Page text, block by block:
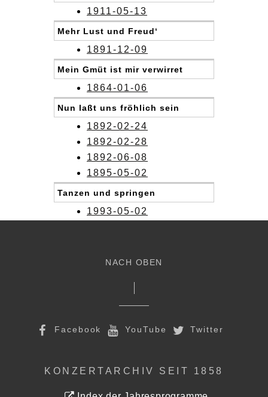
1911-05-13
Mehr Lust und Freud‘
1891-12-09
Mein Gmüt ist mir verwirret
1864-01-06
Nun laßt uns fröhlich sein
1892-02-24
1892-02-28
1892-06-08
1895-05-02
Tanzen und springen
1993-05-02
NACH OBEN
Facebook YouTube Twitter
KONZERTARCHIV SEIT 1858